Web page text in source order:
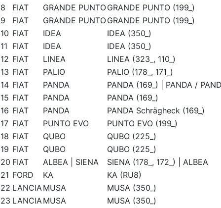
8
FIAT GRANDE PUNTOGRANDE PUNTO (199_)
9
FIAT GRANDE PUNTOGRANDE PUNTO (199_)
10 FIAT IDEA
IDEA (350_)
11 FIAT IDEA
IDEA (350_)
12 FIAT LINEA
LINEA (323_, 110_)
13 FIAT PALIO
PALIO (178_, 171_)
14 FIAT PANDA
PANDA (169_) | PANDA /
15 FIAT PANDA
PANDA (169_)
16 FIAT PANDA
PANDA Schrägheck (169_)
17 FIAT PUNTO EVO
PUNTO EVO (199_)
18 FIAT QUBO
QUBO (225_)
19 FIAT QUBO
QUBO (225_)
20 FIAT ALBEA | SIENA
SIENA (178_, 172_) | ALBEA
21 FORD KA
KA (RU8)
22 LANCIAMUSA
MUSA (350_)
23 LANCIAMUSA MUSA (350_)